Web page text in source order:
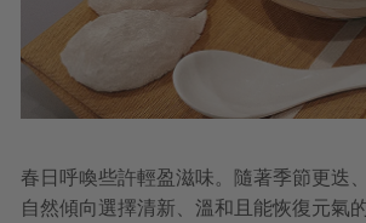
春日呼喚些許輕盈滋味。隨著季節更迭
自然傾向選擇清新、溫和且能恢復元氣